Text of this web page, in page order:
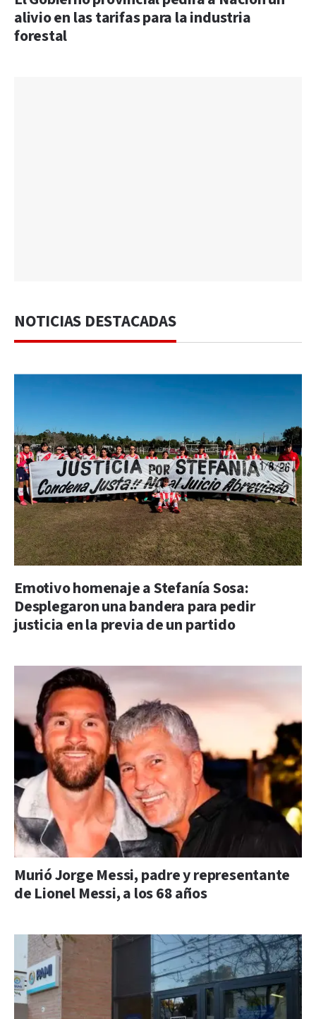
alivio en las tarifas para la industria
forestal
NOTICIAS DESTACADAS
Emotivo homenaje a Stefanía Sosa:
Desplegaron una bandera para pedir
justicia en la previa de un partido
Murió Jorge Messi, padre y representante
de Lionel Messi, a los 68 años